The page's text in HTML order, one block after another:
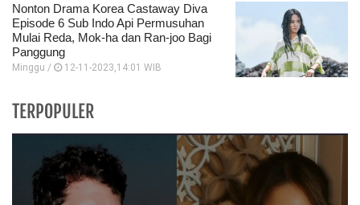
Nonton Drama Korea Castaway Diva
Episode 6 Sub Indo Api Permusuhan
Mulai Reda, Mok-ha dan Ran-joo Bagi
Panggung
Minggu / 12-11-2023,14:01 WIB
TERPOPULER